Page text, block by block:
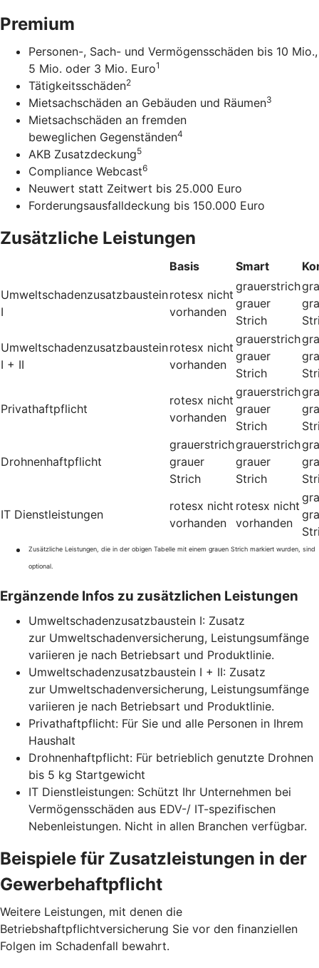
Premium
Personen-, Sach- und Vermögensschäden bis 10 Mio.,
5 Mio. oder 3 Mio. Euro1
Tätigkeitsschäden2
Mietsachschäden an Gebäuden und Räumen3
Mietsachschäden an fremden
beweglichen Gegenständen4
AKB Zusatzdeckung5
Compliance Webcast6
Neuwert statt Zeitwert bis 25.000 Euro
Forderungsausfalldeckung bis 150.000 Euro
Zusätzliche Leistungen
Basis Smart
Umweltschadenzusatzbaustein
I
rotesx nicht
vorhanden
grauerstrich
grauer
Strich
Umweltschadenzusatzbaustein
I + II
rotesx nicht
vorhanden
grauerstrich
grauer
Strich
Privathaftpflicht
rotesx nicht
vorhanden
grauerstrich
grauer
Strich
Drohnenhaftpflicht
grauerstrich
grauer
Strich
grauerstrich
grauer
Strich
IT Dienstleistungen
rotesx nicht
vorhanden
rotesx nicht
vorhanden
Zusätzliche Leistungen, die in der obigen Tabelle mit einem grauen Strich markiert wurden, sind
optional.
Ergänzende Infos zu zusätzlichen Leistungen
Umweltschadenzusatzbaustein I: Zusatz
zur Umweltschadenversicherung, Leistungsumfänge
variieren je nach Betriebsart und Produktlinie.
Umweltschadenzusatzbaustein I + II: Zusatz
zur Umweltschadenversicherung, Leistungsumfänge
variieren je nach Betriebsart und Produktlinie.
Privathaftpflicht: Für Sie und alle Personen in Ihrem
Haushalt
Drohnenhaftpflicht: Für betrieblich genutzte Drohnen
bis 5 kg Startgewicht
IT Dienstleistungen: Schützt Ihr Unternehmen bei
Vermögensschäden aus EDV-/ IT-spezifischen
Nebenleistungen. Nicht in allen Branchen verfügbar.
Beispiele für Zusatz­leistungen in der
Gewerbe­haftpflicht
Weitere Leistungen, mit denen die
Betriebshaftpflichtversicherung Sie vor den finanziellen
Folgen im Schadenfall bewahrt.